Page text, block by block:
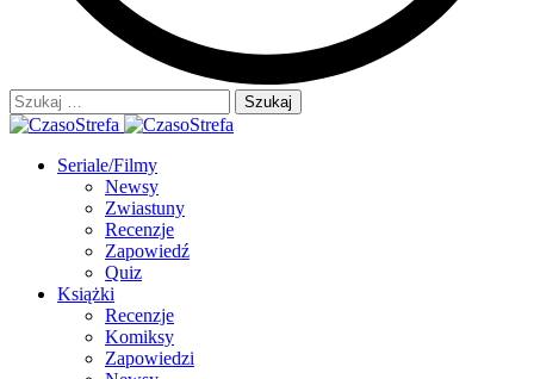
Szukaj:
Seriale/Filmy
Newsy
Zwiastuny
Recenzje
Zapowiedź
Quiz
Książki
Recenzje
Komiksy
Zapowiedzi